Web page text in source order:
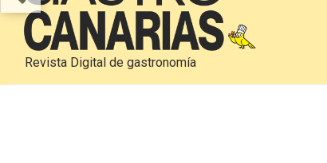
Revista Digital de gastronomía